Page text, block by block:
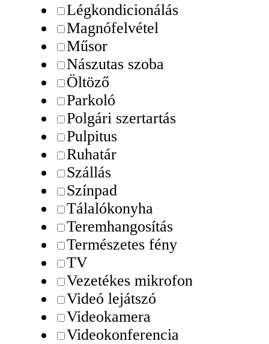
Légkondicionálás
Magnófelvétel
Műsor
Nászutas szoba
Öltöző
Parkoló
Polgári szertartás
Pulpitus
Ruhatár
Szállás
Színpad
Tálalókonyha
Teremhangosítás
Természetes fény
TV
Vezetékes mikrofon
Videó lejátszó
Videokamera
Videokonferencia